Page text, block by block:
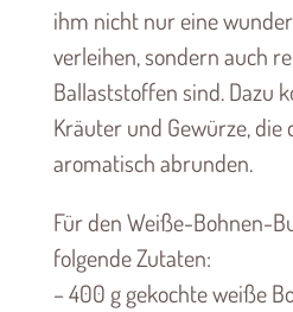
ihm nicht nur eine
verleihen, sondern auch
Ballaststoffen sind. Dazu
Kräuter und Gewürze, die
aromatisch abrunden.
Für den Weiße-Bohnen-
folgende Zutaten:
– 400 g gekochte weiße